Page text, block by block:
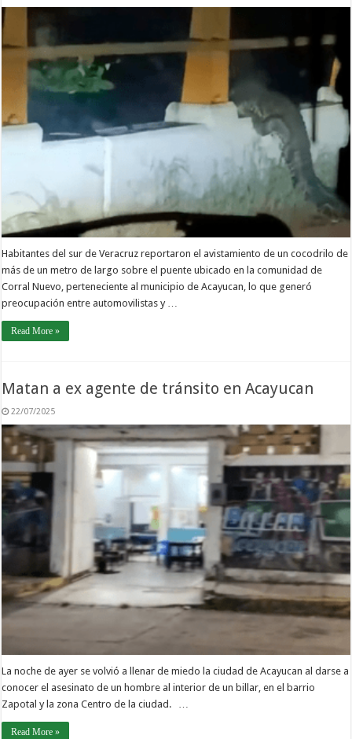
Habitantes del sur de Veracruz reportaron el avistamiento de un cocodrilo de
más de un metro de largo sobre el puente ubicado en la comunidad de
Corral Nuevo, perteneciente al municipio de Acayucan, lo que generó
preocupación entre automovilistas y …
Read More »
Matan a ex agente de tránsito en Acayucan
22/07/2025
La noche de ayer se volvió a llenar de miedo la ciudad de Acayucan al darse a
conocer el asesinato de un hombre al interior de un billar, en el barrio
Zapotal y la zona Centro de la ciudad. …
Read More »